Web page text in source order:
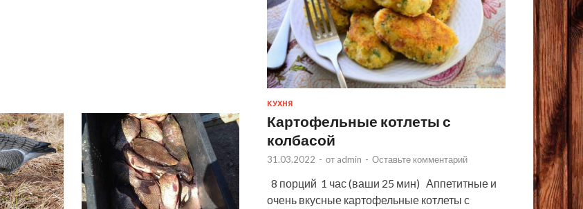
КУХНЯ
Картофельные котлеты с
колбасой
31.03.2022 - от admin - Оставьте комментарий
8 порций 1 час (ваши 25 мин) Аппетитные и
очень вкусные картофельные котлеты с